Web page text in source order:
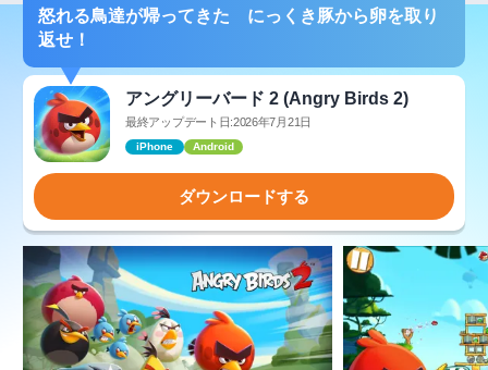
怒れる鳥達が帰ってきた にっくき豚から卵を取り
返せ！
アングリーバード 2 (Angry Birds 2)
最終アップデート日:2026年7月21日
iPhone Android
ダウンロードする